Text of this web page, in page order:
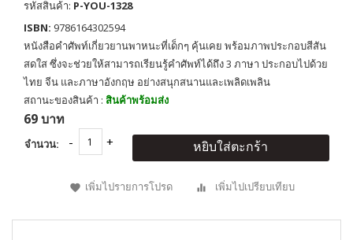
รหัสสินค้า: P-YOU-1328
ISBN: 9786164302594
หนังสือคำศัพท์เกี่ยวยานพาหนะที่เด็กๆ คุ้นเคย พร้อมภาพประกอบสีสัน
สดใส ซึ่งจะช่วยให้สามารถเรียนรู้คำศัพท์ได้ถึง 3 ภาษา ประกอบไปด้วย
ไทย จีน และภาษาอังกฤษ อย่างสนุกสนานและเพลิดเพลิน
สถานะของสินค้า : สินค้าพร้อมส่ง
69 บาท
จำนวน: หยิบใส่ตะกร้า
เพิ่มไปรายการโปรด เพิ่มไปเปรียบเทียบ